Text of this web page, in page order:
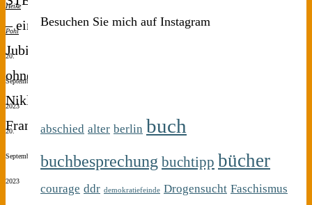
Heike
Pohl
20.
September
2023
20.
September
2023
Besuchen Sie mich auf Instagram
abschied alter berlin buch
buchbesprechung buchtipp bücher
courage ddr demokratiefeinde Drogensucht Faschismus